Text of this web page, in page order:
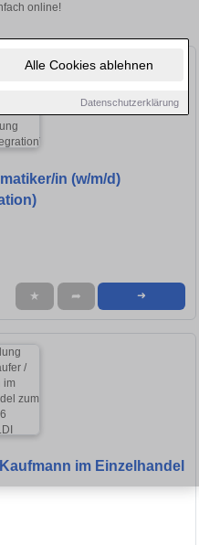
Alle Cookies ablehnen
Datenschutzerklärung
online!
in (w/m/d)
★ ➦ ➜
im Einzelhandel